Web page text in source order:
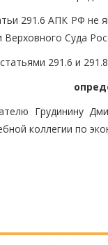
291.6 АПК РФ не
Суда
291.6 и
Грудинину
коллегии по